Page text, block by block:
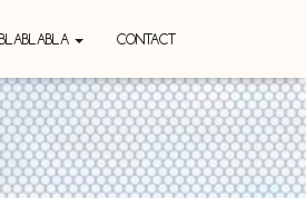
BLABLABLA CONTACT